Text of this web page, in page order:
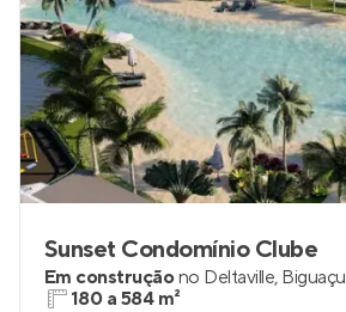
Sunset Condomínio Clube
Em construçãono Deltaville, Biguaçu
180 a 584 m²